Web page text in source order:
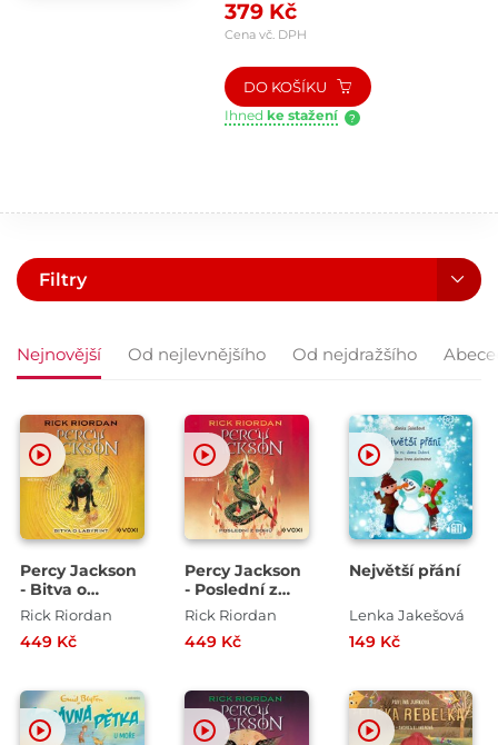
instagramovým...
379 Kč
Cena vč. DPH
DO KOŠÍKU
Ihned ke stažení ?
Filtry
Nejnovější Od nejlevnějšího Od nejdražšího
Percy Jackson
- Bitva o
labyrint
Rick Riordan
449 Kč
Percy Jackson
- Poslední z
bohů
Rick Riordan
449 Kč
Největší přání
Lenka Jakešová
149 Kč